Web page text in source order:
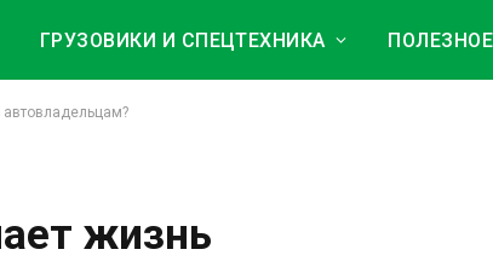
ГРУЗОВИКИ И СПЕЦТЕХНИКА ПОЛЕЗНОЕ
жизнь